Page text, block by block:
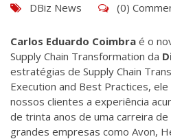
DBiz News
(0)
Carlos Eduardo Coimbra é o
Supply Chain Transformation da
estratégias de Supply Chain
Execution and Best Practices,
nossos clientes a experiência
de trinta anos de uma carreira
grandes empresas como Avon,